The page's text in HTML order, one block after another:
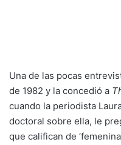
Una de las pocas
de 1982 y la concedió a
cuando la periodista
doctoral sobre ella, le
que califican de